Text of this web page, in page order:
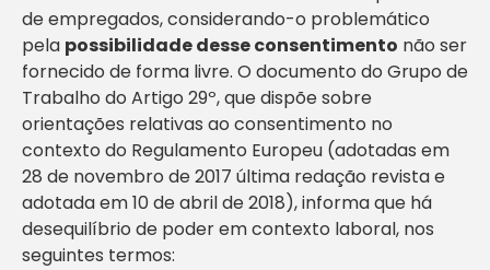
de empregados, considerando-o problemático
pela possibilidade desse consentimento não ser
fornecido de forma livre. O documento do Grupo de
Trabalho do Artigo 29º, que dispõe sobre
orientações relativas ao consentimento no
contexto do Regulamento Europeu (adotadas em
28 de novembro de 2017 última redação revista e
adotada em 10 de abril de 2018), informa que há
desequilíbrio de poder em contexto laboral, nos
seguintes termos: